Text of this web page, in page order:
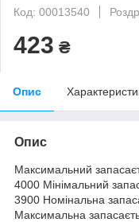
Код: 00013540
423 ₴
Опис
Опис
Максимальний
4000 Мінімальний
3900 Номінальна
Максимальна